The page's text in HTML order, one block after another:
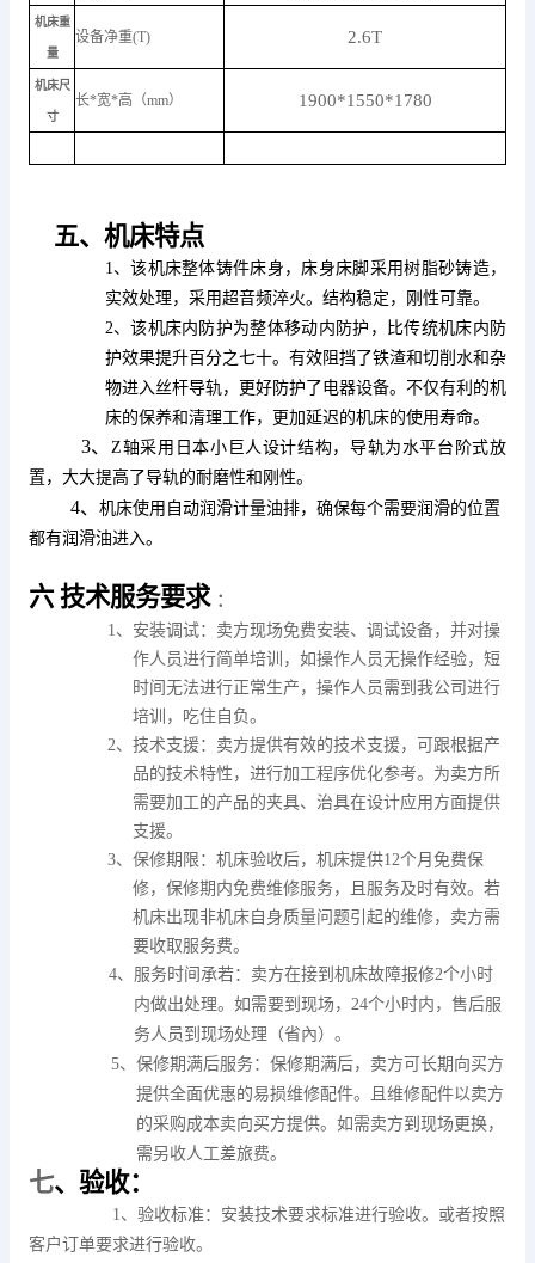
机床重
量
设备净重(T) 2.6T
机床尺
寸
长*宽*高（mm） 1900*1550*1780
五、机床特点
1、该机床整体铸件床身，床身床脚采用树脂砂铸造，
实效处理，采用超音频淬火。结构稳定，刚性可靠。
2、该机床内防护为整体移动内防护，比传统机床内防
护效果提升百分之七十。有效阻挡了铁渣和切削水和杂
物进入丝杆导轨，更好防护了电器设备。不仅有利的机
床的保养和清理工作，更加延迟的机床的使用寿命。
3、
Z轴采用日本小巨人设计结构，导轨为水平台阶式放
置，大大提高了导轨的耐磨性和刚性。
4、 机床使用自动润滑计量油排，确保每个需要润滑的位置
都有润滑油进入。
六 技术服务要求 ：
1 、安装调试： 卖方现场免费安装、调试设备，并对操
作人员进行简单培训，如操作人员无操作经验，短
时间无法进行正常生产，操作人员需到我公司进行
培训，吃住自负。
2、技术支援： 卖方提供有效的技术支援，可跟根据产
品的技术特性，进行加工程序优化参考。为卖方所
需要加工的产品的夹具、治具在设计应用方面提供
支援。
3、保修期限：机床验收后，机床提供12个月免费保
修，保修期内免费维修服务，且服务及时有效。若
机床出现非机床自身质量问题引起的维修，卖方需
要收取服务费。
4、服务时间承若： 卖方在接到机床故障报修2个小时
内做出处理。如需要到现场， 24个小时内，售后服
务人员到现场处理（省內）。
5、保修期满后服务： 保修期满后，卖方可长期向买方
提供全面优惠的易损维修配件。且维修配件以卖方
的采购成本卖向买方提供。如需卖方到现场更换，
需另收人工差旅费。
七、验收：
1 、验收标准： 安装技术要求标准进行验收。或者按照
客户订单要求进行验收。